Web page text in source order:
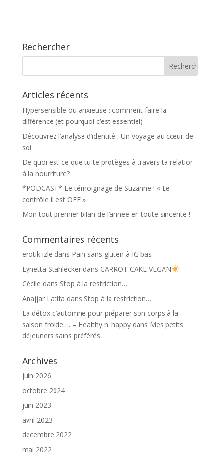
Rechercher
Articles récents
Hypersensible ou anxieuse : comment faire la
différence (et pourquoi c’est essentiel)
Découvrez l’analyse d’identité : Un voyage au cœur de
soi
De quoi est-ce que tu te protèges à travers ta relation
à la nourriture?
*PODCAST* Le témoignage de Suzanne ! « Le
contrôle il est OFF »
Mon tout premier bilan de l’année en toute sincérité !
Commentaires récents
erotik izle dans Pain sans gluten à IG bas
Lynetta Stahleckerdans CARROT CAKE VEGAN
Cécile dans Stop à la restriction…
Anajjar Latifa dans Stop à la restriction…
La détox d’automne pour préparer son corps à la
saison froide…. – Healthy n' happydans Mes petits
déjeuners sains préférés
Archives
juin 2026
octobre 2024
juin 2023
avril 2023
décembre 2022
mai 2022